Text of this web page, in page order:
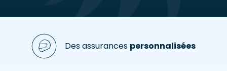
Des assurances personnalisées